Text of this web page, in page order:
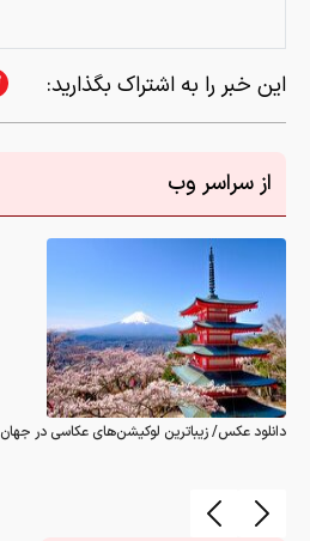
این خبر را به اشتراک بگذارید:
از سراسر وب
دانلود عکس/ زیباترین لوکیشن‌های عکاسی در جهان